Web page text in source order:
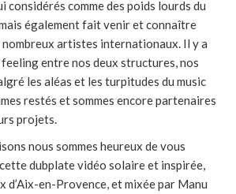
considérés comme des poids lourds du
également fait venir et connaître
nombreux artistes internationaux. Il y a
entre nos deux structures, nos
les aléas et les turpitudes du music
restés et sommes encore partenaires
projets.
nous sommes heureux de vous
dubplate vidéo solaire et inspirée,
d’Aix-en-Provence, et mixée par Manu